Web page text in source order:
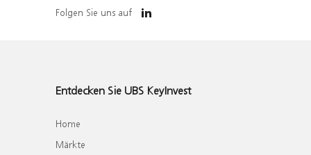
Folgen Sie uns auf
Entdecken Sie UBS KeyInvest
Home
Märkte